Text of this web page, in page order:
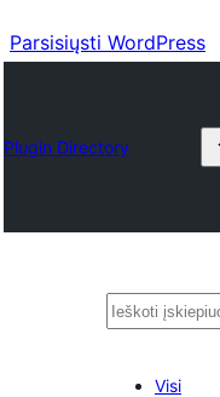
Parsisiųsti WordPress
Plugin Directory
Paieška
Visi